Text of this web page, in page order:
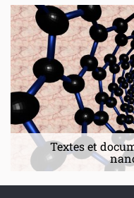
Textes et